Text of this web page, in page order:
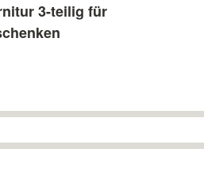
3-teilig für